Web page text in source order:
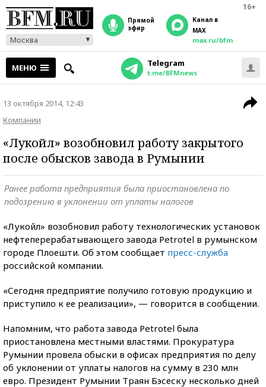
16+
Москва
прямой
эфир
Канал в
MAX
max.ru/bfm
МЕНЮ Telegram
t.me/BFMnews
13 октября 2014, 12:43
Компании
«Лукойл» возобновил работу закрытого
после обысков завода в Румынии
Ранее работа предприятия была приостановлена по
подозрению в уклонении от уплаты налогов
«Лукойл» возобновил работу технологических установок
нефтеперерабатывающего завода Petrotel в румынском
городе Плоешти. Об этом сообщает пресс-служба
российской компании.
«Сегодня предприятие получило готовую продукцию и
приступило к ее реализации», — говорится в сообщении.
Напомним, что работа завода Petrotel была
приостановлена местными властями. Прокуратура
Румынии провела обыски в офисах предприятия по делу
об уклонении от уплаты налогов на сумму в 230 млн
евро. Президент Румынии Траян Бэсеску несколько дней